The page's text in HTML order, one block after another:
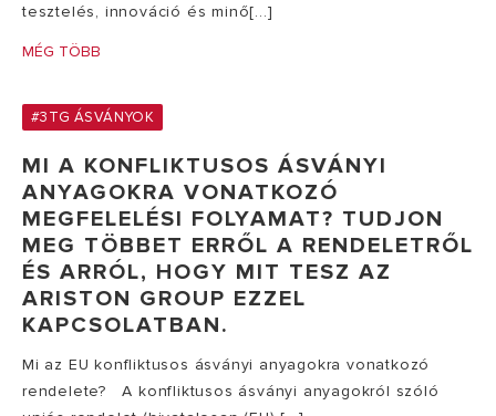
tesztelés, innováció és minő[...]
MÉG TÖBB
#3TG ÁSVÁNYOK
MI A KONFLIKTUSOS ÁSVÁNYI
ANYAGOKRA VONATKOZÓ
MEGFELELÉSI FOLYAMAT? TUDJON
MEG TÖBBET ERRŐL A RENDELETRŐL
ÉS ARRÓL, HOGY MIT TESZ AZ
ARISTON GROUP EZZEL
KAPCSOLATBAN.
Mi az EU konfliktusos ásványi anyagokra vonatkozó
rendelete? A konfliktusos ásványi anyagokról szóló